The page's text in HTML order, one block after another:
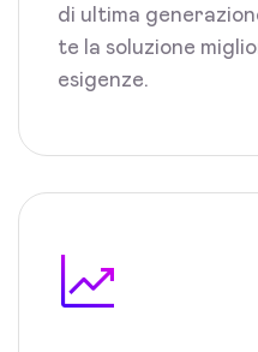
di ultima
te la soluzione
esigenze.